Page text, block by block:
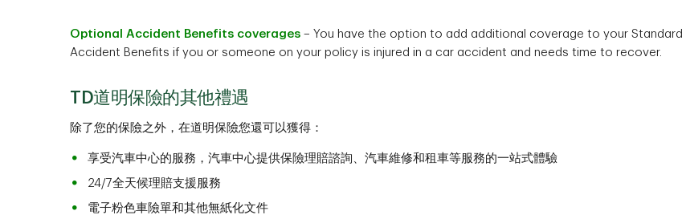
Optional Accident Benefits coverages – You have the option to add additional coverage to your Standard
Accident Benefits if you or someone on your policy is injured in a car accident and needs time to recover.
TD道明保險的其他禮遇
除了您的保險之外，在道明保險您還可以獲得：
享受汽車中心的服務，汽車中心提供保險理賠諮詢、汽車維修和租車等服務的一站式體驗
24/7全天候理賠支援服務
電子粉色車險單和其他無紙化文件